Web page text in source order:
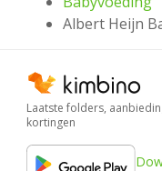
Albert Heijn
Laatste folders,
kortingen